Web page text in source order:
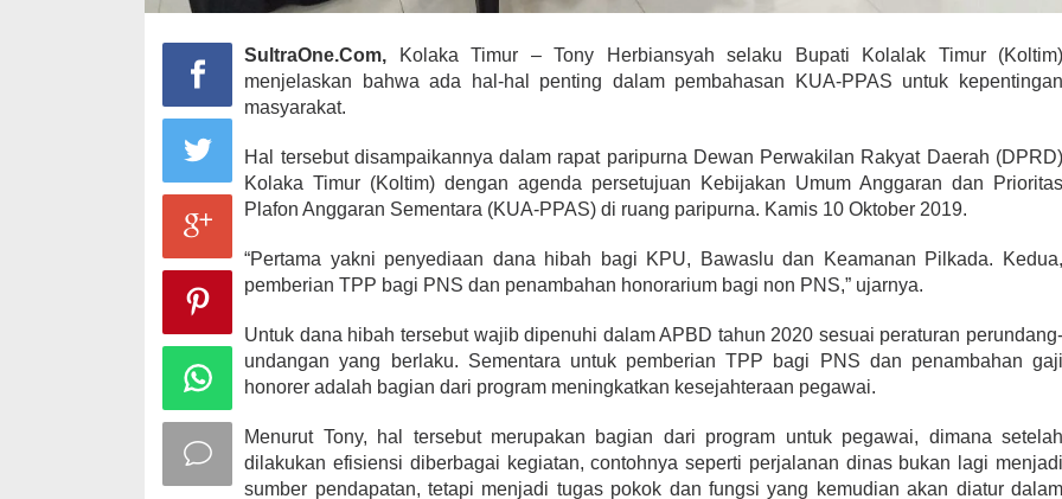
SultraOne.Com, Kolaka Timur – Tony Herbiansyah selaku Bupati Kolalak Timur (Koltim)
menjelaskan bahwa ada hal-hal penting dalam pembahasan KUA-PPAS untuk kepentingan
masyarakat.
Hal tersebut disampaikannya dalam rapat paripurna Dewan Perwakilan Rakyat Daerah (DPRD)
Kolaka Timur (Koltim) dengan agenda persetujuan Kebijakan Umum Anggaran dan Prioritas
Plafon Anggaran Sementara (KUA-PPAS) di ruang paripurna. Kamis 10 Oktober 2019.
“Pertama yakni penyediaan dana hibah bagi KPU, Bawaslu dan Keamanan Pilkada. Kedua,
pemberian TPP bagi PNS dan penambahan honorarium bagi non PNS,” ujarnya.
Untuk dana hibah tersebut wajib dipenuhi dalam APBD tahun 2020 sesuai peraturan perundang-
undangan yang berlaku. Sementara untuk pemberian TPP bagi PNS dan penambahan gaji
honorer adalah bagian dari program meningkatkan kesejahteraan pegawai.
Menurut Tony, hal tersebut merupakan bagian dari program untuk pegawai, dimana setelah
dilakukan efisiensi diberbagai kegiatan, contohnya seperti perjalanan dinas bukan lagi menjadi
sumber pendapatan, tetapi menjadi tugas pokok dan fungsi yang kemudian akan diatur dalam